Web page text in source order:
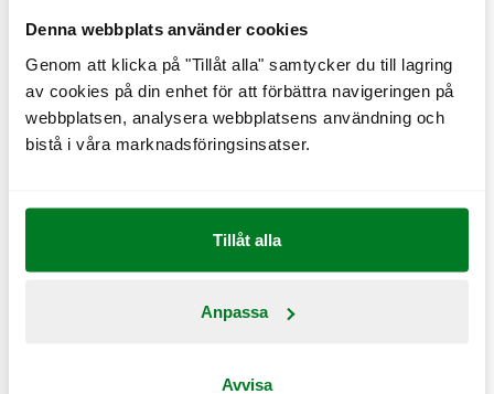
Denna webbplats använder cookies
Genom att klicka på "Tillåt alla" samtycker du till lagring
av cookies på din enhet för att förbättra navigeringen på
webbplatsen, analysera webbplatsens användning och
bistå i våra marknadsföringsinsatser.
Tillåt alla
Anpassa
Avvisa
Med en bas på mixsallad med lollo rosso, spenat,
ruccola, rödbetsskott, quinoa/bönmix, marinerad
vitkål, edamamebönor, picklad rödlök, avokado och
friterad kyckling. Välj att få din sallad med ceasar-
dressing, vinägrett, hot creole, sweet mustard eller